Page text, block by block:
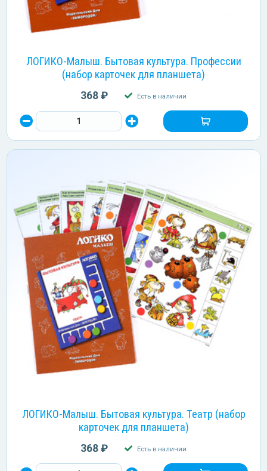
ЛОГИКО-Малыш. Бытовая культура. Профессии
(набор карточек для планшета)
368 ₽ Есть в наличии
ЛОГИКО-Малыш. Бытовая культура. Театр (набор
карточек для планшета)
368 ₽ Есть в наличии